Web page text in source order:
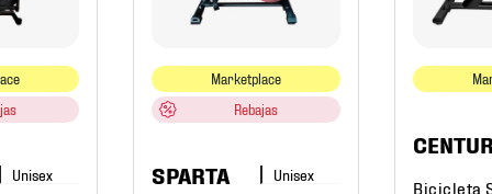
Marketplace
Rebajas
SPARTA
Bicicleta